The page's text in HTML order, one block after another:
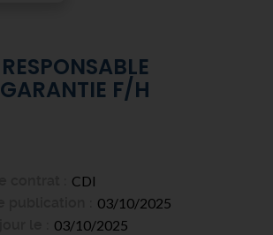
RESPONSABLE
GARANTIE F/H
CDI
03/10/2025
03/10/2025